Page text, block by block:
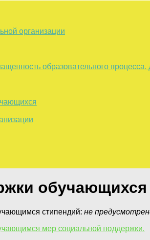
организации
образовательного процесса.
обучающихся
стипендий: не
мер социальной поддержки.